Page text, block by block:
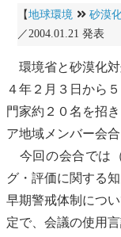
【地球環境 砂漠
／2004.01.21 発表
環境省と砂漠化
４年２月３日から
門家約２０名を招き
ア地域メンバー会
今回の会合では
グ ・評価に関する
早期警戒体制につ
定で、会議の使用